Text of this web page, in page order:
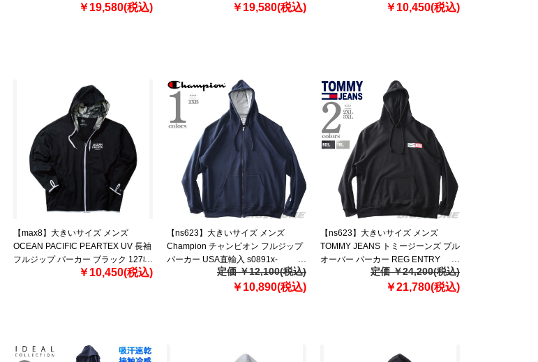
￥19,580(税込) ￥19,580(税込) ￥10,450(税込)
【max8】大きいサイズ メンズ
OCEAN PACIFIC PEARTEX UV 長袖
フルジップ パーカー ブラック 1278-
5281-2 3L 4L 5L 6L 8L￥10,450(税込)
【ns623】大きいサイズ メンズ
Champion チャンピオン フルジップ
パーカー USA直輸入 s0891x-
定価 ￥12,100(税込)
￥10,890(税込)
【ns623】大きいサイズ メンズ
TOMMY JEANS トミージーンズ プル
オーバー パーカー REG ENTRY
GRAPHIC HOODIE EXT USA直輸入
定価 ￥24,200(税込)
￥21,780(税込)